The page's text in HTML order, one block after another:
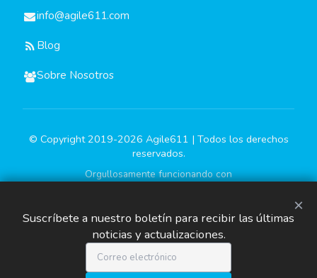
info@agile611.com
Blog
Sobre Nosotros
© Copyright 2019-2026 Agile611 | Todos los derechos
reservados.
Orgullosamente funcionando con
Suscríbete a nuestro boletín para recibir las últimas
noticias y actualizaciones.
×